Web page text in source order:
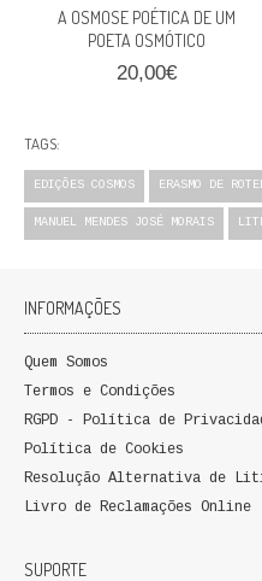
PROMOÇÕES
VER CARRINHO
A OSMOSE POÉTICA DE UM
POETA OSMÓTICO
20,00€
TAGS:
EDIÇÕES COSMOS ERASMO DE
MANUEL MENDES JOSÉ MORAIS
INFORMAÇÕES
Quem Somos
Termos e Condições
RGPD - Política de
Política de Cookies
Resolução Alternativa de
Livro de Reclamações Online
SUPORTE